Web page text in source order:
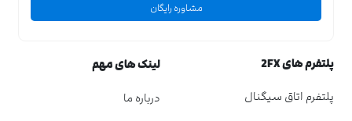
مشاوره رایگان
پلتفرم های 2FX
پلتفرم اتاق سیگنال
لینک های مهم
درباره ما